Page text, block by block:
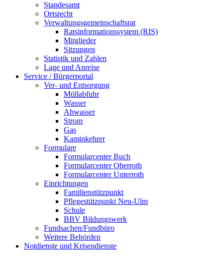
Standesamt
Ortsrecht
Verwaltungsgemeinschaftsrat
Ratsinformationssystem (RIS)
Mitglieder
Sitzungen
Statistik und Zahlen
Lage und Anreise
Service / Bürgerportal
Ver- und Entsorgung
Müllabfuhr
Wasser
Abwasser
Strom
Gas
Kaminkehrer
Formulare
Formularcenter Buch
Formularcenter Oberroth
Formularcenter Unterroth
Einrichtungen
Familienstützpunkt
Pflegestützpunkt Neu-Ulm
Schule
BBV Bildungswerk
Fundsachen/Fundbüro
Weitere Behörden
Notdienste und Krisendienste